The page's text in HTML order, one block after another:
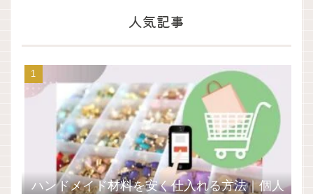
人気記事
ハンドメイド材料を安く仕入れる方法｜個人